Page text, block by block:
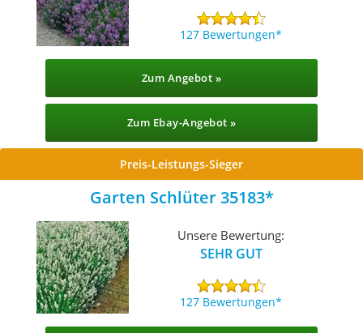
127 Bewertungen
Zum Angebot »
Zum Ebay-Angebot »
Preis-Leistungs-Sieger
Garten Schlüter ‎35183
Unsere Bewertung:
SEHR GUT
127 Bewertungen